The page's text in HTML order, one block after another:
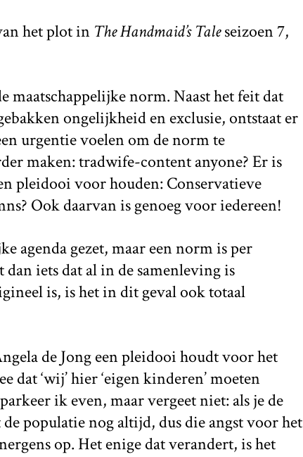
het plot in The Handmaid’s Taleseizoen 7,
maatschappelijke norm. Naast het feit dat
ongelijkheid en exclusie, ontstaat er
urgentie voelen om de norm te
maken: tradwife-content anyone? Er is
pleidooi voor houden: Conservatieve
Ook daarvan is genoeg voor iedereen!
agenda gezet, maar een norm is per
iets dat al in de samenleving is
is, is het in dit geval ook totaal
de Jong een pleidooi houdt voor het
‘wij’ hier ‘eigen kinderen’ moeten
ik even, maar vergeet niet: als je de
populatie nog altijd, dus die angst voor het
op. Het enige dat verandert, is het